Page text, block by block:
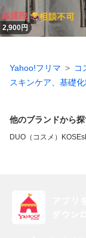
2,900円
Yahoo!フリマ
コ
スキンケア、基礎
他のブランドから
DUO（コスメ） KOSE